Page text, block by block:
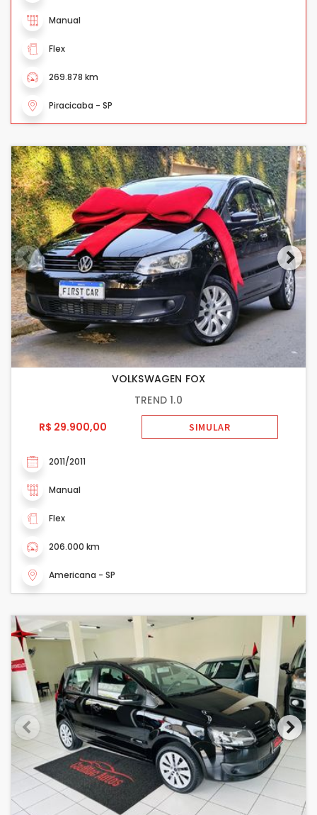
Manual
Flex
269.878 km
Piracicaba - SP
VOLKSWAGEN FOX
TREND 1.0
R$ 29.900,00
SIMULAR
2011/2011
Manual
Flex
206.000 km
Americana - SP